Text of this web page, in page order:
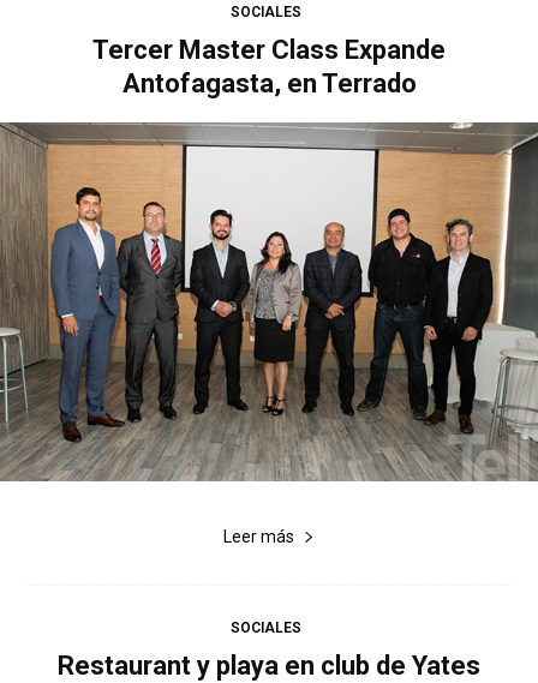
SOCIALES
Tercer Master Class Expande
Antofagasta, en Terrado
Leer más
SOCIALES
Restaurant y playa en club de Yates